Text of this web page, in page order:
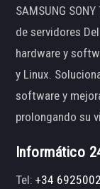
SAMSUNG
de servidores
hardware y
y Linux.
software y
prolongando su
Informático
Tel:+34